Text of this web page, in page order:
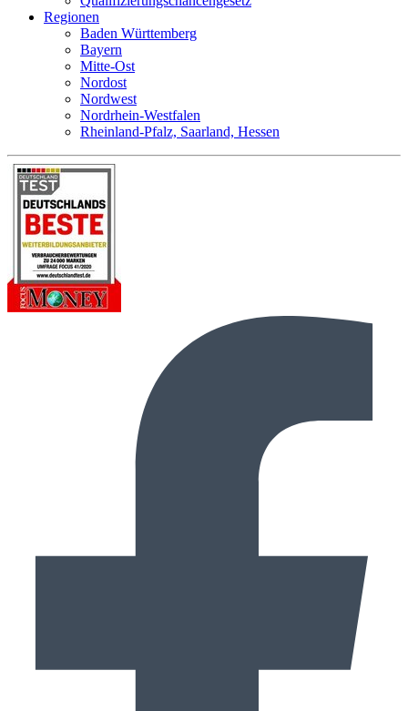
Regionen
Baden Württemberg
Bayern
Mitte-Ost
Nordost
Nordwest
Nordrhein-Westfalen
Rheinland-Pfalz, Saarland, Hessen